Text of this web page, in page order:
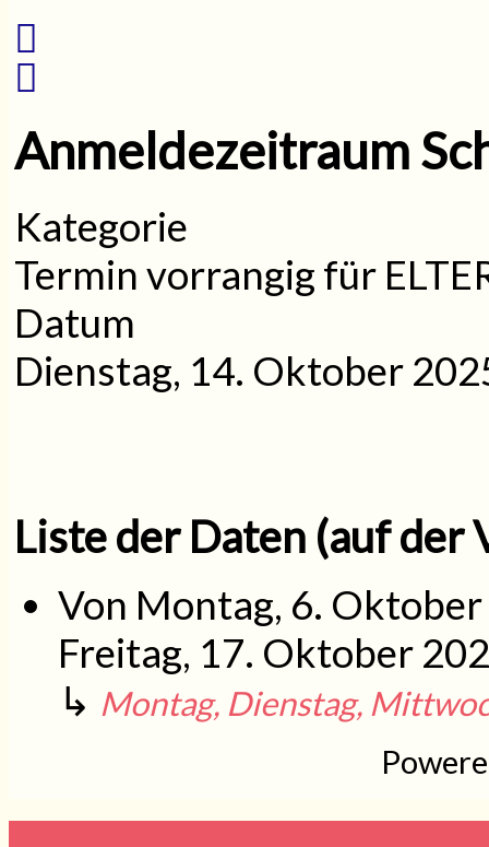
Anmeldezeitraum
Kategorie
Termin vorrangig für
Datum
Dienstag, 14. Oktober
Liste der Daten (auf der
Von Montag, 6.
Freitag, 17. Oktober
↳ Montag, Dienstag,